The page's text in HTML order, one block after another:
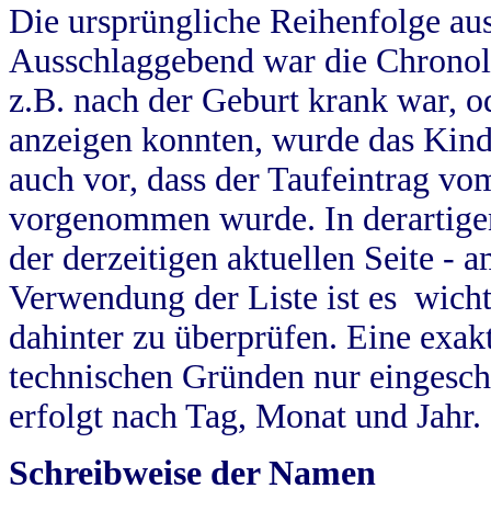
Die ursprüngliche Reihenfolge
Ausschlaggebend war die
z.B. nach der Geburt krank war,
anzeigen konnten, wurde das
auch vor, dass der Taufeintrag
vorgenommen wurde. In
der derzeitigen aktuellen Seite -
Verwendung der Liste ist es
dahinter zu überprüfen. Eine
technischen Gründen nur
erfolgt nach Tag, Monat und Jahr.
Schreibweise der Namen